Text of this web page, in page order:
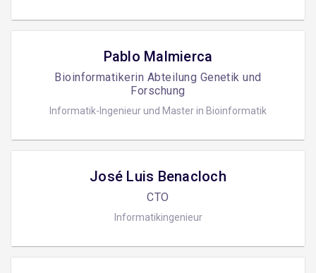
Pablo Malmierca
Bioinformatikerin Abteilung Genetik und
Forschung
Informatik-Ingenieur und Master in Bioinformatik
José Luis Benacloch
CTO
Informatikingenieur